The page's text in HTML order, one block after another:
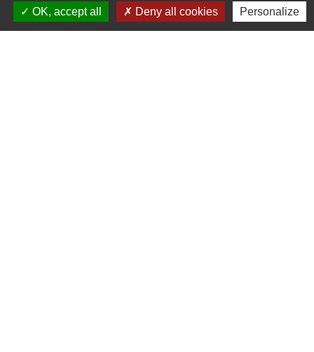
Comment faire si...
OK, accept all
Deny all cookies Personalize